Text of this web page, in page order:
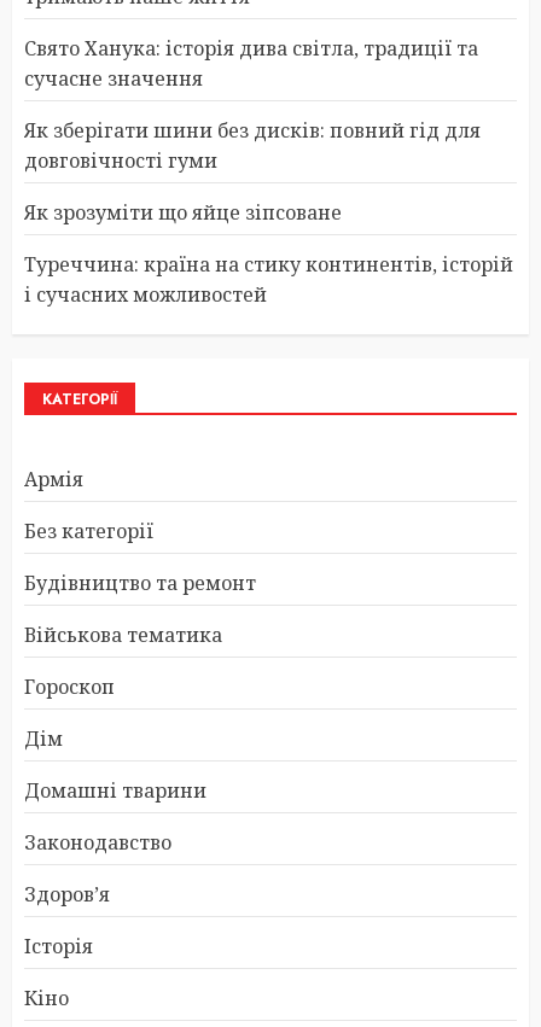
Свято Ханука: історія дива світла, традиції та
сучасне значення
Як зберігати шини без дисків: повний гід для
довговічності гуми
Як зрозуміти що яйце зіпсоване
Туреччина: країна на стику континентів, історій
і сучасних можливостей
КАТЕГОРІЇ
Армія
Без категорії
Будівництво та ремонт
Військова тематика
Гороскоп
Дім
Домашні тварини
Законодавство
Здоров’я
Історія
Кіно